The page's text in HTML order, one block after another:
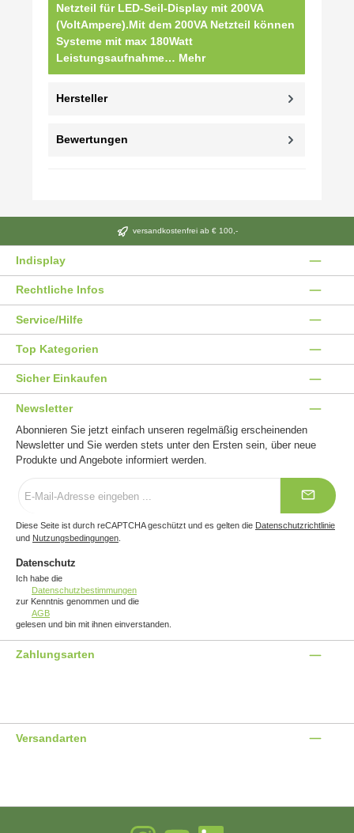
Netzteil für LED-Seil-Display mit 200VA
(VoltAmpere).Mit dem 200VA Netzteil können
Systeme mit max 180Watt
Leistungsaufnahme… Mehr
Hersteller
Bewertungen
versandkostenfrei ab € 100,-
Indisplay
Rechtliche Infos
Service/Hilfe
Top Kategorien
Sicher Einkaufen
Newsletter
Abonnieren Sie jetzt einfach unseren regelmäßig erscheinenden
Newsletter und Sie werden stets unter den Ersten sein, über neue
Produkte und Angebote informiert werden.
Mail-
Diese Seite ist durch reCAPTCHA geschützt und es gelten die Datenschutzrichtlinie
und Nutzungsbedingungen
Datenschutz
Ich habe die
Datenschutzbestimmungen
zur Kenntnis genommen und die
AGB
gelesen und bin mit ihnen einverstanden.
Zahlungsarten
Versandarten